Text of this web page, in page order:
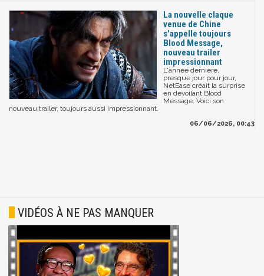
La nouvelle claque
venue de Chine
s'appelle toujours
Blood Message,
nouveau trailer
impressionnant
L'année dernière,
presque jour pour jour,
NetEase créait la surprise
en dévoilant Blood
Message. Voici son
nouveau trailer, toujours aussi impressionnant.
06/06/2026, 00:43
VIDÉOS À NE PAS MANQUER